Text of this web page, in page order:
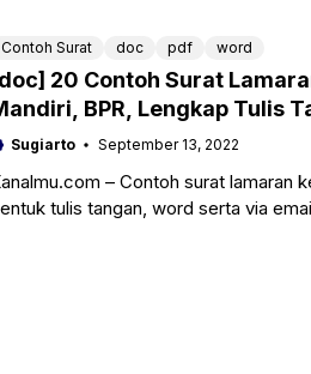
Contoh Surat doc pdf word
20 Contoh Surat
BPR, Lengkap Tulis
Sugiarto September 13, 2022
– Contoh surat lamaran
tulis tangan, word serta via